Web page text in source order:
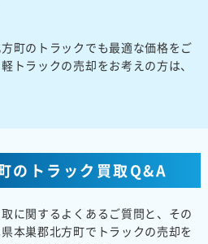
町のトラックでも最適な価格をご
トラックの売却をお考えの方は、
のトラック買取Q&A
に関するよくあるご質問と、その
本巣郡北方町でトラックの売却を